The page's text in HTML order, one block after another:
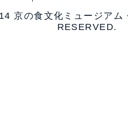
京の食文化ミュージア
RESERVED.